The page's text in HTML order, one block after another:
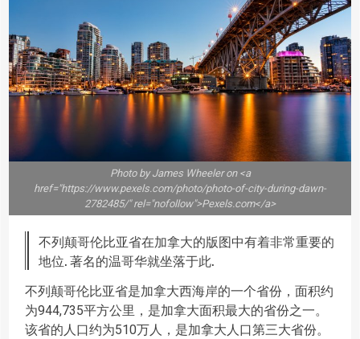
Photo by James Wheeler on <a
href="https://www.pexels.com/photo/photo-of-city-during-dawn-
2782485/" rel="nofollow">Pexels.com</a>
不列颠哥伦比亚省在加拿大的版图中有着非常重要的
地位. 著名的温哥华就坐落于此.
不列颠哥伦比亚省是加拿大西海岸的一个省份，面积约
为944,735平方公里，是加拿大面积最大的省份之一。
该省的人口约为510万人，是加拿大人口第三大省份。